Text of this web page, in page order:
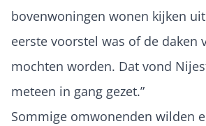
bovenwoningen wonen kijken
eerste voorstel was of de daken
mochten worden. Dat vond
meteen in gang gezet.”
Sommige omwonenden wilden